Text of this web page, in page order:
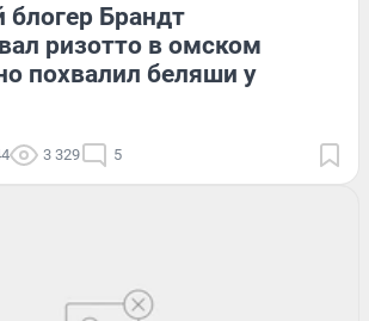
блогер Брандт
ризотто в омском
похвалил беляши у
3 329 5